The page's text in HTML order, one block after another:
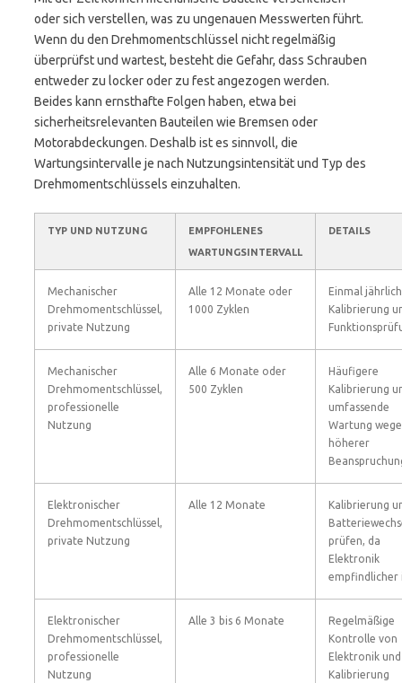
oder sich verstellen, was zu ungenauen Messwerten führt.
Wenn du den Drehmomentschlüssel nicht regelmäßig
überprüfst und wartest, besteht die Gefahr, dass Schrauben
entweder zu locker oder zu fest angezogen werden.
Beides kann ernsthafte Folgen haben, etwa bei
sicherheitsrelevanten Bauteilen wie Bremsen oder
Motorabdeckungen. Deshalb ist es sinnvoll, die
Wartungsintervalle je nach Nutzungsintensität und Typ des
Drehmomentschlüssels einzuhalten.
TYP UND NUTZUNG
EMPFOHLENES
WARTUNGSINTERVALL
DETAILS
Mechanischer
Drehmomentschlüssel,
private Nutzung
Alle 12 Monate oder
1000 Zyklen
Einmal jährlich
Kalibrierung
Mechanischer
Drehmomentschlüssel,
professionelle
Nutzung
Alle 6 Monate oder
500 Zyklen
Häufigere
Kalibrierung
umfassende
Wartung
höherer
Elektronischer
Drehmomentschlüssel,
private Nutzung
Alle 12 Monate
Kalibrierung
prüfen, da
Elektronik
empfindlicher
Elektronischer
Drehmomentschlüssel,
professionelle
Nutzung
Alle 3 bis 6 Monate
Regelmäßige
Kontrolle von
Elektronik und
Kalibrierung